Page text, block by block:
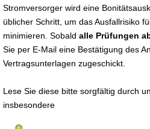
Stromversorger wird eine
üblicher Schritt, um das Ausfallrisiko
minimieren. Sobald alle Prüfungen
Sie per E-Mail eine Bestätigung des
Vertragsunterlagen zugeschickt.
Lese Sie diese bitte sorgfältig durch
insbesondere